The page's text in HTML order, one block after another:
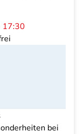
17:30
bei